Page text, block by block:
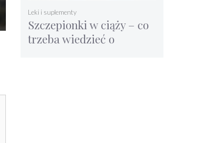
Szczepionki w ciąży – co
trzeba wiedzieć o
Leki i suplementy